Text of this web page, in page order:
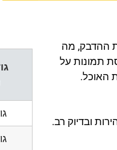
ההדבק, מה
תמונות על
האוכל.
ובדיוק רב.